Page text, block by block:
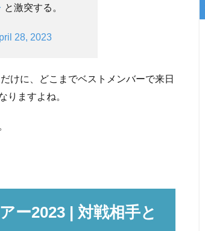
と激突する。
28, 2023
けに、どこまでベストメンバーで来日
りますよね。
ー2023 | 対戦相手と